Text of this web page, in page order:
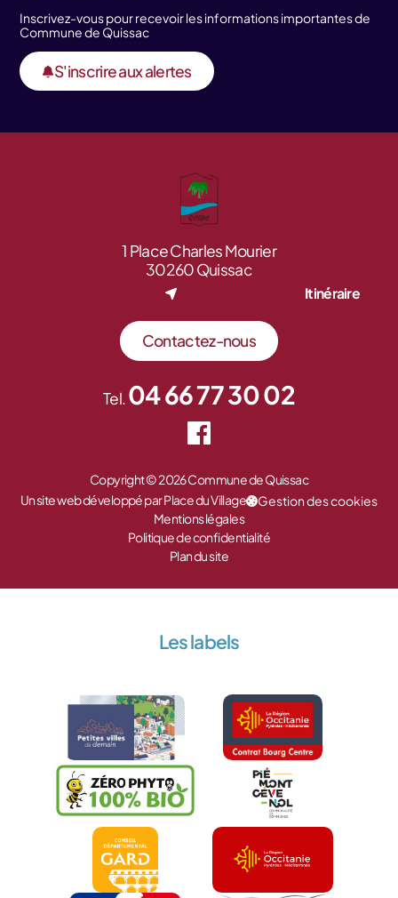
Inscrivez-vous pour recevoir les informations importantes de
Commune de Quissac
S'inscrire aux alertes
1 Place Charles Mourier
30260 Quissac
Itinéraire
Contactez-nous
Tel.04 66 77 30 02
Copyright © 2026 Commune de Quissac
Un site web développé par Place du Village
Gestion des cookies
Mentions légales
Politique de confidentialité
Plan du site
Les labels